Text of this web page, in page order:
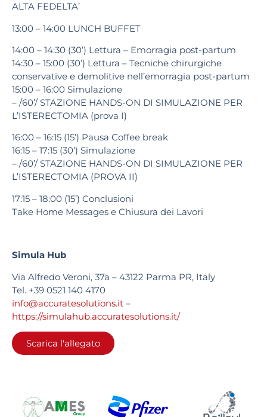
ALTA FEDELTA’
13:00 – 14:00 LUNCH BUFFET
14:00 – 14:30 (30’) Lettura – Emorragia post-partum
14:30 – 15:00 (30’) Lettura – Tecniche chirurgiche
conservative e demolitive nell’emorragia post-partum
15:00 – 16:00 Simulazione
– /60’/ STAZIONE HANDS-ON DI SIMULAZIONE PER
L’ISTERECTOMIA (prova I)
16:00 – 16:15 (15’) Pausa Coffee break
16:15 – 17:15 (30’) Simulazione
– /60’/ STAZIONE HANDS-ON DI SIMULAZIONE PER
L’ISTERECTOMIA (PROVA II)
17:15 – 18:00 (15’) Conclusioni
Take Home Messages e Chiusura dei Lavori
Simula Hub
Via Alfredo Veroni, 37a – 43122 Parma PR, Italy
Tel. +39 0521 140 4170
info@accuratesolutions.it –
https://simulahub.accuratesolutions.it/
Scarica l'allegato